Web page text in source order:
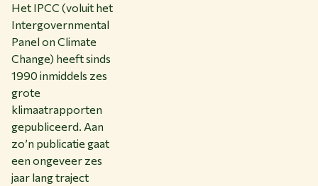
Het IPCC (voluit het
Intergovernmental
Panel on Climate
Change) heeft sinds
1990 inmiddels zes
grote
klimaatrapporten
gepubliceerd. Aan
zo’n publicatie gaat
een ongeveer zes
jaar lang traject